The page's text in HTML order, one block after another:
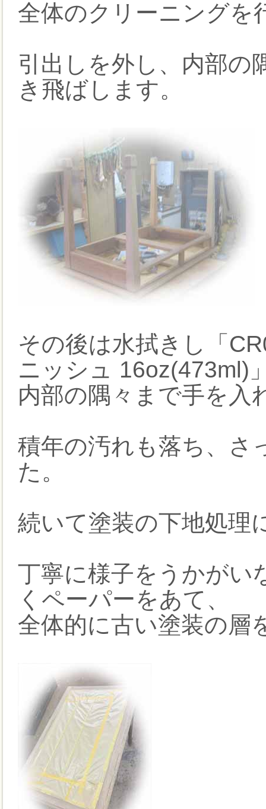
全体のクリーニングを
引出しを外し、内部の
き飛ばします。
その後は水拭きし「
ニッシュ 16oz(473ml)
内部の隅々まで手を入
積年の汚れも落ち、さ
た。
続いて塗装の下地処理
丁寧に様子をうかがい
くペーパーをあて、
全体的に古い塗装の層